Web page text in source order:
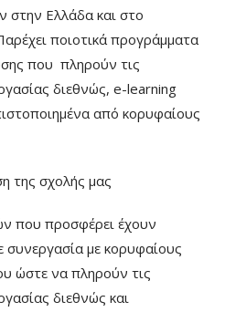
στην Ελλάδα και στο
ποιοτικά προγράμματα
που πληρούν τις
διεθνώς, e-learning
από κορυφαίους
της σχολής μας
που προσφέρει έχουν
συνεργασία με κορυφαίους
ώστε να πληρούν τις
διεθνώς και